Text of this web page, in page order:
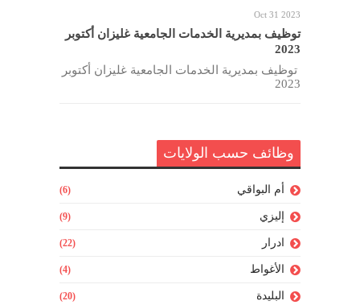
Oct 31 2023
توظيف بمديرية الخدمات الجامعية غليزان أكتوبر
2023
توظيف بمديرية الخدمات الجامعية غليزان أكتوبر
2023
وظائف حسب الولايات
أم البواقي (6)
إليزي (9)
ادرار (22)
الأغواط (4)
البليدة (20)